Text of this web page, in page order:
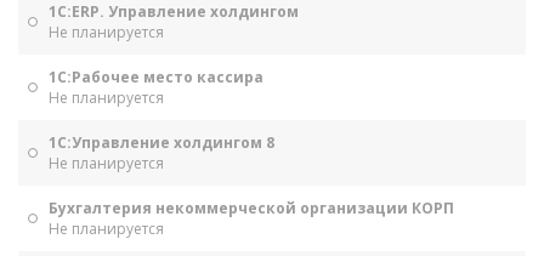
1С:ERP. Управление холдингом
Не планируется
1С:Рабочее место кассира
Не планируется
1С:Управление холдингом 8
Не планируется
Бухгалтерия некоммерческой организации КОРП
Не планируется